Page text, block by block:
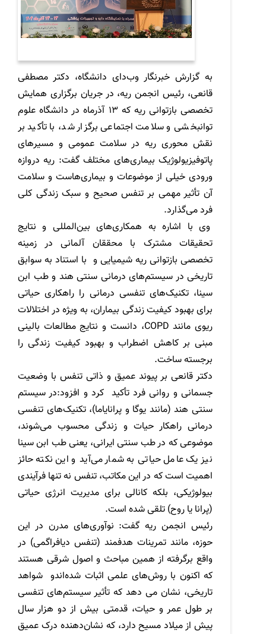
به گزارش خبرنگار وبدای دانشگاه، دکتر مصطفی
قانعی، رئیس انجمن ریه، در جریان برگزاری همایش
تخصصی بازتوانی ریه که 13 آذرماه در دانشگاه علوم
توانبخشی و سلامت اجتماعی برگزار شد، با تأکید بر
نقش محوری ریه در سلامت عمومی و مسیرهای
پاتوفیزیولوژیک بیماری‌های مختلف گفت: ریه دروازه
ورودی خیلی از موضوعات و بیماری‌هاست و سلامت
آن تأثیر مهمی بر تنفس صحیح و سبک زندگی کلی
فرد می‌گذارد.
وی با اشاره به همکاری‌های بین‌المللی و نتایج
تحقیقات مشترک با محققان آلمانی در زمینه
تخصصی بازتوانی ریه شیمیایی و با استناد به سوابق
تاریخی در سیستم‌های درمانی سنتی هند و طب ابن
سینا، تکنیک‌های تنفسی درمانی را راهکاری حیاتی
برای بهبود کیفیت زندگی بیماران، به ویژه در اختلالات
ریوی مانندCOPD، دانست و نتایج مطالعات بالینی
مبنی بر کاهش اضطراب و بهبود کیفیت زندگی را
برجسته ساخت.
دکتر قانعی بر پیوند عمیق و ذاتی تنفس با وضعیت
جسمانی و روانی فرد تأکید کرد و افزود:در سیستم
سنتی هند (مانند یوگا و پرانایاما)، تکنیک‌های تنفسی
درمانی راهکار حیات و زندگی محسوب می‌شوند،
موضوعی که در طب سنتی ایرانی، یعنی طب ابن سینا
نیز یک عامل حیاتی به شمار می‌آید و این نکته حائز
اهمیت است که در این مکاتب، تنفس نه تنها فرآیندی
بیولوژیکی، بلکه کانالی برای مدیریت انرژی حیاتی
(پرانا یا روح) تلقی شده است.
رئیس انجمن ریه گفت: نوآوری‌های مدرن در این
حوزه، مانند تمرینات هدفمند (تنفس دیافراگمی(در
واقع برگرفته از همین مباحث و اصول شرقی هستند
که اکنون با روش‌های علمی اثبات شده‌اندو شواهد
تاریخی، نشان می دهد که تأثیر سیستم‌های تنفسی
بر طول عمر و حیات، قدمتی بیش از دو هزار سال
پیش از میلاد مسیح دارد، که نشان‌دهنده درک عمیق